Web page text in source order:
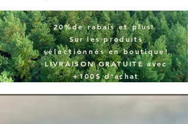
20%de rabais et plus!
Surles produits
sélectionnésen boutique!
LIVRAISON GRATUITE avec
+100$ d'achat